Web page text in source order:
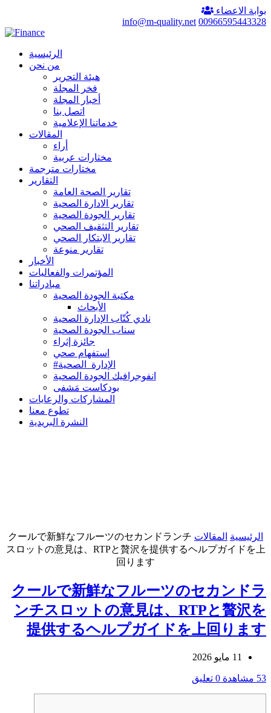
بوابة الاعضاء
00966595443328
info@m-quality.net
الرئيسية
من نحن
هيئة التحرير
فخر المجلة
أخبار المجلة
اتصل بنا
خدماتنا الإعلامية
المقالات
أراء
مختارات عربية
مختارات مترجمة
التقارير
تقارير الصحة العامة
تقارير الادارة الصحية
تقارير الجودة الصحية
تقارير التثقيف الصحي
تقارير الابتكار الصحي
تقارير منوعة
الأخبار
المؤتمرات والفعاليات
مبادراتنا
مكتبة الجودة الصحية
الأبحاث
نادي كُتّاب الإدارة الصحية
سناب الجودة الصحية
جائزة إثراء
استفهام صحي
#الإدارة_الصحية
انفوجرافيك الجودة الصحية
بودكاست مَشفى
المشاركات والرعايات
تطوع معنا
النشرة البريدية
الرئيسية المقالات クールで新鮮なフルーツのセカンドランチ
スロットの意見は、RTPと贅沢を提供するヘルプガイドを上
回ります
クールで新鮮なフルーツのセカンドラ
ンチスロットの意見は、RTPと贅沢を
提供するヘルプガイドを上回ります
11 مايو 2026
53 مشاهدة 0 تعليق